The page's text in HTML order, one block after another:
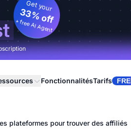
Get your
33% off
+ free AI Agent
FonctionnalitésTarifs
plateformes pour trouver des affiliés